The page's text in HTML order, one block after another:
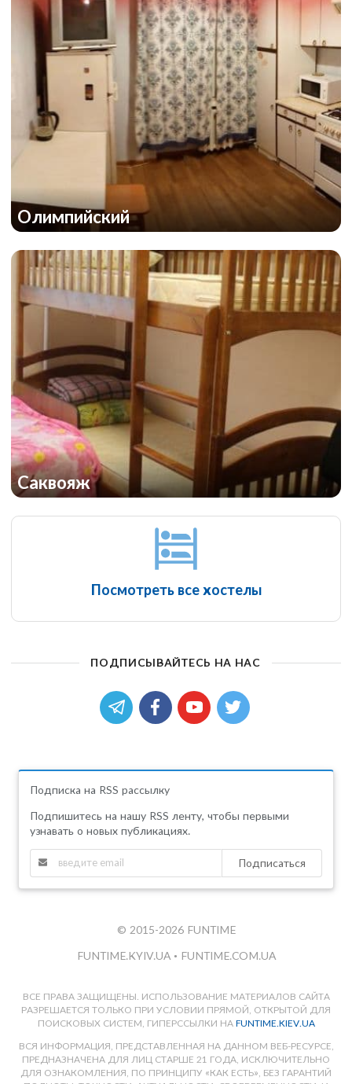
Олимпийский
Саквояж
Посмотреть все хостелы
ПОДПИСЫВАЙТЕСЬ НА НАС
Подписка на RSS рассылку
Подпишитесь на нашу RSS ленту, чтобы первыми
узнавать о новых публикациях.
Подписаться
© 2015-2026 FUNTIME
FUNTIME.KYIV.UA • FUNTIME.COM.UA
ВСЕ ПРАВА ЗАЩИЩЕНЫ. ИСПОЛЬЗОВАНИЕ МАТЕРИАЛОВ САЙТА
РАЗРЕШАЕТСЯ ТОЛЬКО ПРИ УСЛОВИИ ПРЯМОЙ, ОТКРЫТОЙ ДЛЯ
ПОИСКОВЫХ СИСТЕМ, ГИПЕРССЫЛКИ НА FUNTIME.KIEV.UA
ВСЯ ИНФОРМАЦИЯ, ПРЕДСТАВЛЕННАЯ НА ДАННОМ ВЕБ-РЕСУРСЕ,
ПРЕДНАЗНАЧЕНА ДЛЯ ЛИЦ СТАРШЕ 21 ГОДА, ИСКЛЮЧИТЕЛЬНО
ДЛЯ ОЗНАКОМЛЕНИЯ, ПО ПРИНЦИПУ «КАК ЕСТЬ», БЕЗ ГАРАНТИЙ